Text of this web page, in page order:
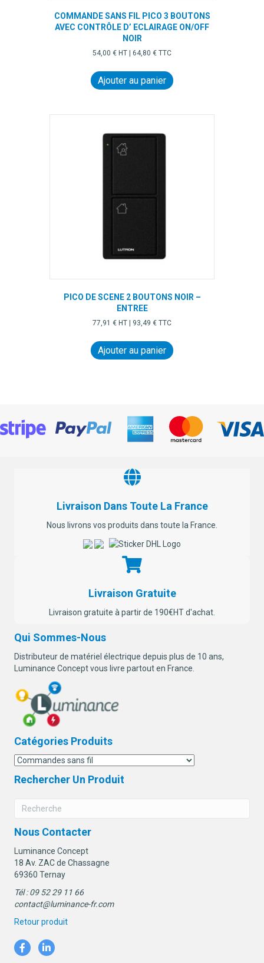
COMMANDE SANS FIL PICO 3 BOUTONS
AVEC CONTRÔLE D’ ECLAIRAGE ON/OFF
NOIR
54,00 € HT | 64,80 € TTC
Ajouter au panier
PICO DE SCENE 2 BOUTONS NOIR –
ENTREE
77,91 € HT | 93,49 € TTC
Ajouter au panier
Livraison Dans Toute La France
Nous livrons vos produits dans toute la France.
Livraison Gratuite
Livraison gratuite à partir de 190€HT d'achat.
Qui Sommes-Nous
Distributeur de matériel électrique depuis plus de 10 ans,
Luminance Concept vous livre partout en France.
Catégories Produits
Rechercher Un Produit
Nous Contacter
Luminance Concept
18 Av. ZAC de Chassagne
69360 Ternay
Tél : 09 52 29 11 66
contact@luminance-fr.com
Retour produit